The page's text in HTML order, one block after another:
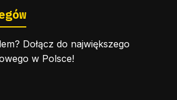
Dołącz do największego
w Polsce!